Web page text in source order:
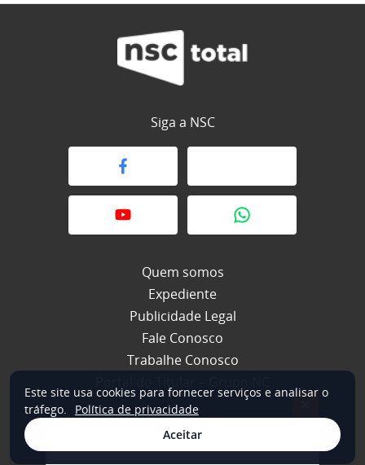
Siga a NSC
Quem somos
Expediente
Publicidade Legal
Fale Conosco
Trabalhe Conosco
© 2026 NSC Total. Todos os direitos reservados.
Este site usa cookies para fornecer serviços e analisar o
tráfego.
Política de privacidade
Aceitar